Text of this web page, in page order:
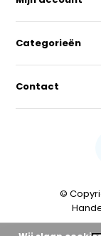
Categorieën
Contact
©